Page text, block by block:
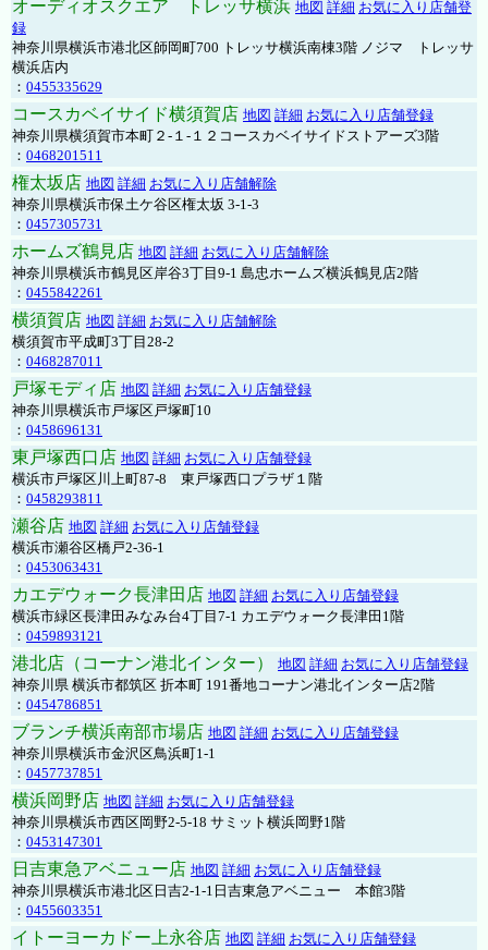
オーディオスクエア トレッサ横浜 地図 詳細 お気に入り店舗登
録
神奈川県横浜市港北区師岡町700 トレッサ横浜南棟3階 ノジマ トレッサ
横浜店内
： 0455335629
コースカベイサイド横須賀店 地図 詳細 お気に入り店舗登録
神奈川県横須賀市本町２-１-１２コースカベイサイドストアーズ3階
： 0468201511
権太坂店 地図 詳細 お気に入り店舗解除
神奈川県横浜市保土ケ谷区権太坂 3-1-3
： 0457305731
ホームズ鶴見店 地図 詳細 お気に入り店舗解除
神奈川県横浜市鶴見区岸谷3丁目9-1 島忠ホームズ横浜鶴見店2階
： 0455842261
横須賀店 地図 詳細 お気に入り店舗解除
横須賀市平成町3丁目28-2
： 0468287011
戸塚モディ店 地図 詳細 お気に入り店舗登録
神奈川県横浜市戸塚区戸塚町10
： 0458696131
東戸塚西口店 地図 詳細 お気に入り店舗登録
横浜市戸塚区川上町87-8 東戸塚西口プラザ１階
： 0458293811
瀬谷店 地図 詳細 お気に入り店舗登録
横浜市瀬谷区橋戸2-36-1
： 0453063431
カエデウォーク長津田店 地図 詳細 お気に入り店舗登録
横浜市緑区長津田みなみ台4丁目7-1 カエデウォーク長津田1階
： 0459893121
港北店（コーナン港北インター） 地図 詳細 お気に入り店舗登録
神奈川県 横浜市都筑区 折本町 191番地コーナン港北インター店2階
： 0454786851
ブランチ横浜南部市場店 地図 詳細 お気に入り店舗登録
神奈川県横浜市金沢区鳥浜町1-1
： 0457737851
横浜岡野店 地図 詳細 お気に入り店舗登録
神奈川県横浜市西区岡野2-5-18 サミット横浜岡野1階
： 0453147301
日吉東急アベニュー店 地図 詳細 お気に入り店舗登録
神奈川県横浜市港北区日吉2-1-1日吉東急アベニュー 本館3階
： 0455603351
イトーヨーカドー上永谷店 地図 詳細 お気に入り店舗登録